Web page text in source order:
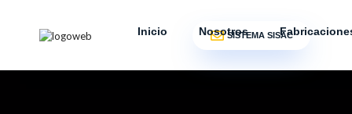
Inicio NosotrosSISTEMA SISAC